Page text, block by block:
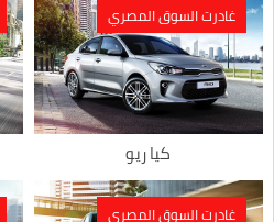
غادرت السوق المصري
كيا ريو
غادرت السوق المصري